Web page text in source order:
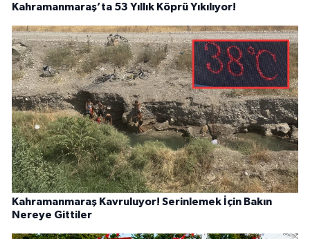
Kahramanmaraş’ta 53 Yıllık Köprü Yıkılıyor!
Kahramanmaraş Kavruluyor! Serinlemek İçin Bakın
Nereye Gittiler